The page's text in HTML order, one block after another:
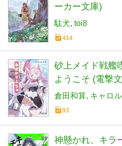
ーカー文庫)
駄犬 toi8
414
砂上メイド戦艦
ようこそ (電撃
倉田和算 キャロル
93
神懸かれ、キラ